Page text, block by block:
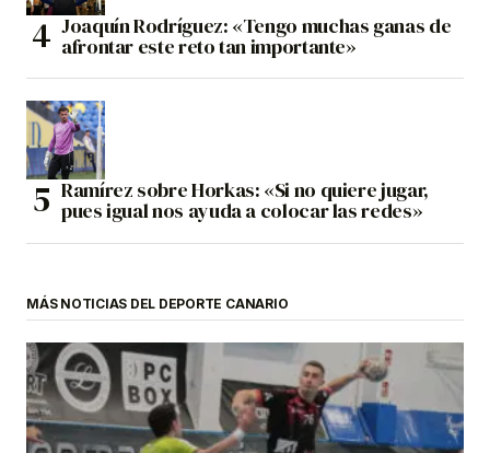
Joaquín Rodríguez: «Tengo muchas ganas de
afrontar este reto tan importante»
Ramírez sobre Horkas: «Si no quiere jugar,
pues igual nos ayuda a colocar las redes»
MÁS NOTICIAS DEL DEPORTE CANARIO